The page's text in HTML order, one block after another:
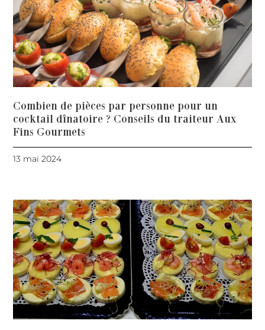
Combien de pièces par personne pour un
cocktail dînatoire ? Conseils du traiteur Aux
Fins Gourmets
13 mai 2024